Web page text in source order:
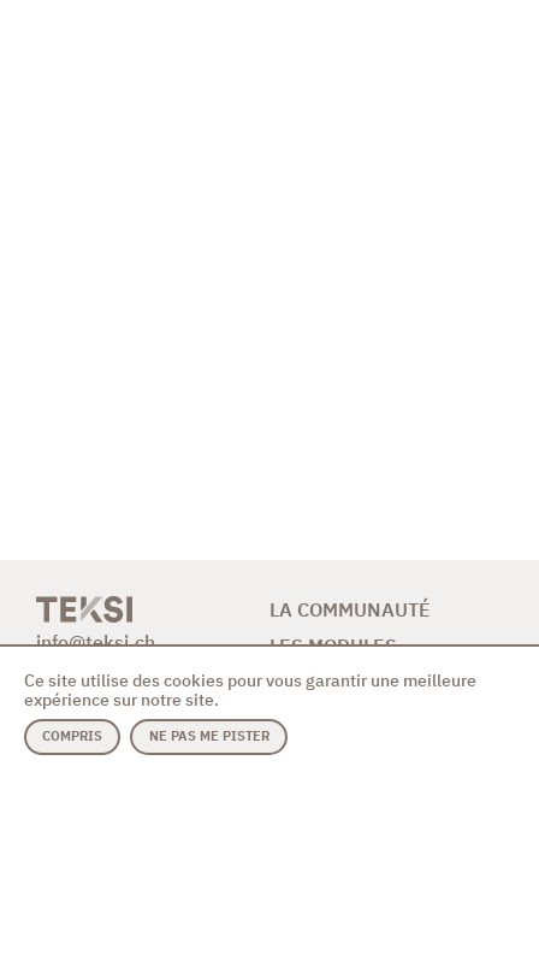
info@teksi.ch
LA COMMUNAUTÉ
LES MODULES
CONTRIBUTION
NEWS & AGENDA
CONTACT
Ce site utilise des cookies pour vous garantir une meilleure
expérience sur notre site.
COMPRIS NE PAS ME PISTER